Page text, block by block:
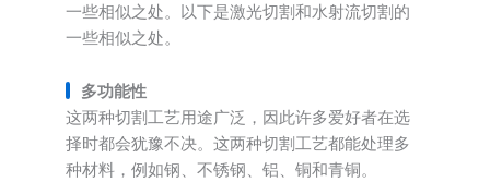
一些相似之处。以下是激光切割和水射流切割的
一些相似之处。
多功能性
这两种切割工艺用途广泛，因此许多爱好者在选
择时都会犹豫不决。这两种切割工艺都能处理多
种材料，例如钢、不锈钢、铝、铜和青铜。